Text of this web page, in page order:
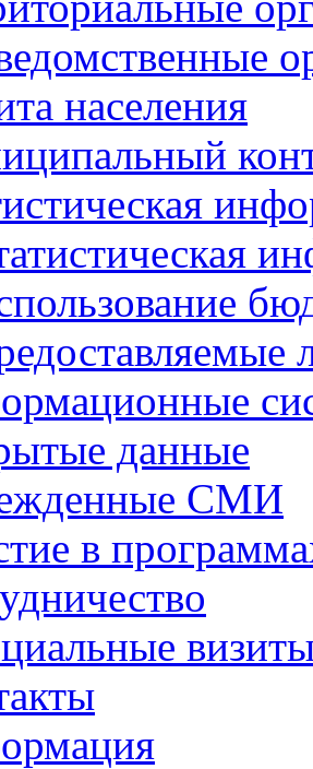
населения
данные
СМИ
в